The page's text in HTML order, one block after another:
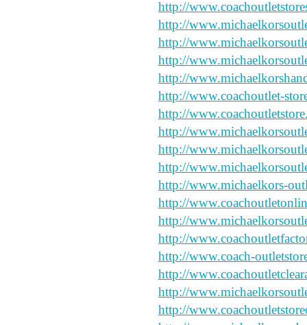
http://
http://
http://
http://
http://
http://www.coachoutlet-
http://
http://
http://
http://
http://www.michaelkors-
http://
http://
http://
http://www.coach-
http://
http://
http://